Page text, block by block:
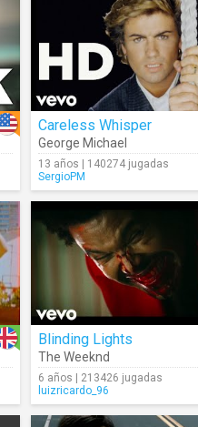
Careless Whisper
George Michael
13 años | 140274 jugadas
SergioPM
Blinding Lights
The Weeknd
6 años | 213426 jugadas
luizricardo_96